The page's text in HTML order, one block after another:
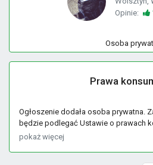
Opinie:
Osoba
Prawa
Ogłoszenie dodała osoba prywatna.
będzie podlegać Ustawie o prawach
pokaż więcej